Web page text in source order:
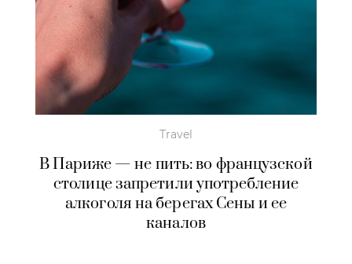
Travel
В Париже — не пить: во французской
столице запретили употребление
алкоголя на берегах Сены и ее
каналов